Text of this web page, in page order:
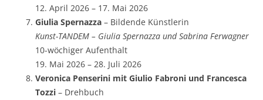
12. April 2026 – 17. Mai 2026
Giulia Spernazza – Bildende Künstlerin
Kunst-TANDEM – Giulia Spernazza und Sabrina Ferwagner
10-wöchiger Aufenthalt
19. Mai 2026 – 28. Juli 2026
Veronica Penserini mit Giulio Fabroni und Francesca
Tozzi – Drehbuch